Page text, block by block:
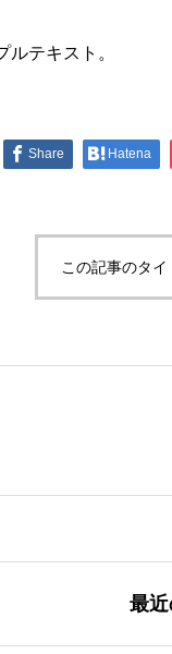
テキスト。
Share Hatena
この記事のタ
最